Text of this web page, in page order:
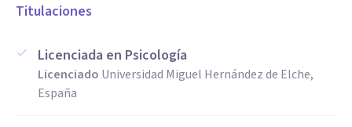
Titulaciones
Licenciada en Psicología
Licenciado Universidad Miguel Hernández de Elche,
España